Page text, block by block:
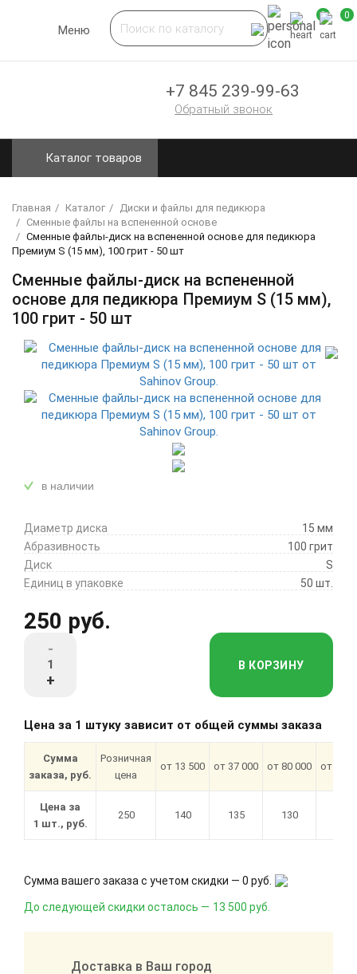
Toggle
Меню
0 0
+7 845 239-99-63
Обратный звонок
Каталог товаров
Главная Каталог
Диски и файлы для педикюра
Сменные файлы на вспененной основе
Сменные файлы-диск на вспененной основе для педикюра
Премиум S (15 мм), 100 грит - 50 шт
Сменные файлы-диск на вспененной
основе для педикюра Премиум S (15 мм),
100 грит - 50 шт
в наличии
Диаметр диска
15 мм
Абразивность
100 грит
Диск
S
Единиц в упаковке
50 шт.
250 руб.
-
+
В КОРЗИНУ
Цена за 1 штуку зависит от общей суммы заказа
Сумма
заказа, руб.
Розничная
цена
от 13 500 от 37 000 от 80 000 от 180
Цена за
1 шт., руб.
250 140 135 130
Сумма вашего заказа с учетом скидки — 0 руб.
До следующей скидки осталось — 13 500 руб.
Доставка в Ваш город